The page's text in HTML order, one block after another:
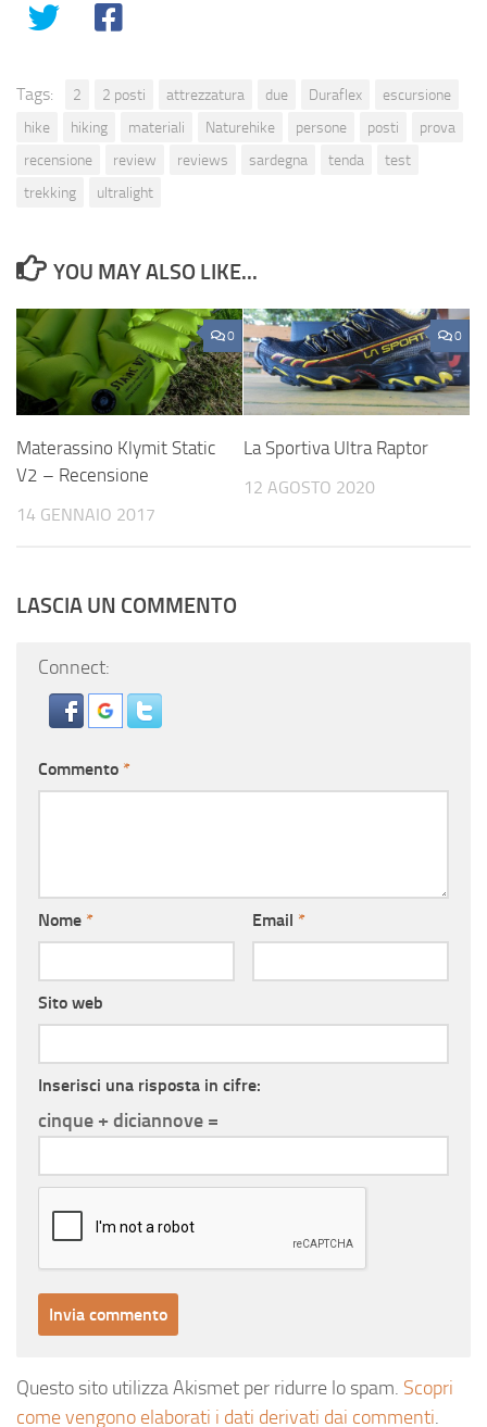
Tags: 2 2 posti attrezzatura due Duraflex
escursione
hike
hiking materiali Naturehike persone posti
prova
recensione
review reviews sardegna tenda
test
trekking
ultralight
YOU MAY ALSO LIKE...
0
Materassino Klymit Static
V2 – Recensione
14 GENNAIO 2017
0
La Sportiva Ultra Raptor
12 AGOSTO 2020
LASCIA UN COMMENTO
Connect:
Commento *
Nome * Email *
Sito web
Inserisci una risposta in cifre:
cinque + diciannove =
Questo sito utilizza Akismet per ridurre lo spam. Scopri
come vengono elaborati i dati derivati dai commenti.